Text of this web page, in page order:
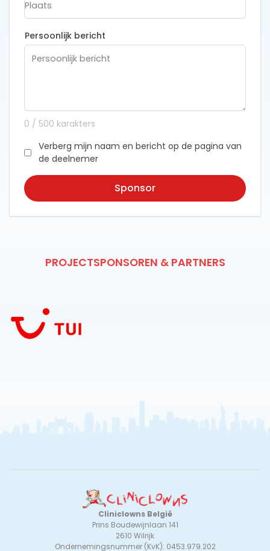
Persoonlijk bericht
0 / 500 karakters
Verberg mijn naam en bericht op de pagina van
de deelnemer
Sponsor
PROJECTSPONSOREN & PARTNERS
Cliniclowns België
Prins Boudewijnlaan 141
2610 Wilrijk
Ondernemingsnummer (KvK): 0453.979.202